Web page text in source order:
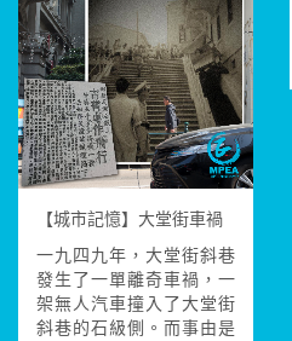
【城市記憶】大堂街車禍
一九四九年，大堂街斜巷
發生了一單離奇車禍，一
架無人汽車撞入了大堂街
斜巷的石級側。而事由是